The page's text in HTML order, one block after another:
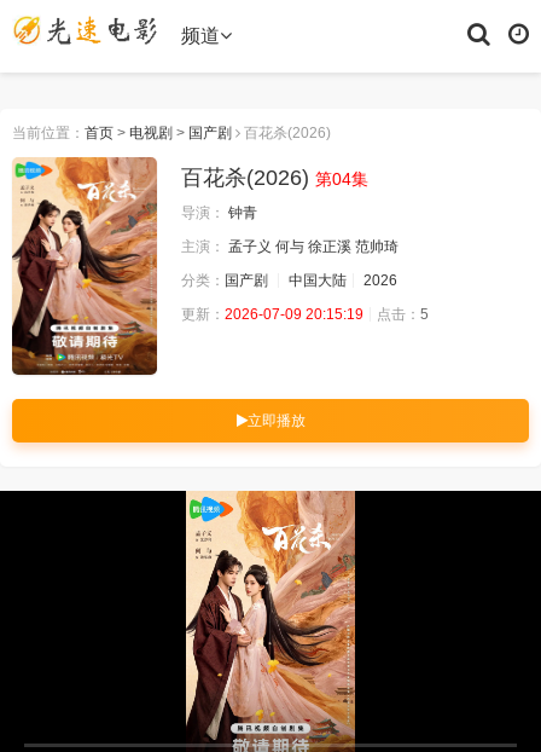
频道
当前位置： 首页 > 电视剧 > 国产剧 百花杀(2026)
百花杀(2026) 第04集
导演： 钟青
主演： 孟子义 何与 徐正溪 范帅琦
分类： 国产剧 中国大陆
2026
更新： 2026-07-09 20:15:19 点击： 5
立即播放